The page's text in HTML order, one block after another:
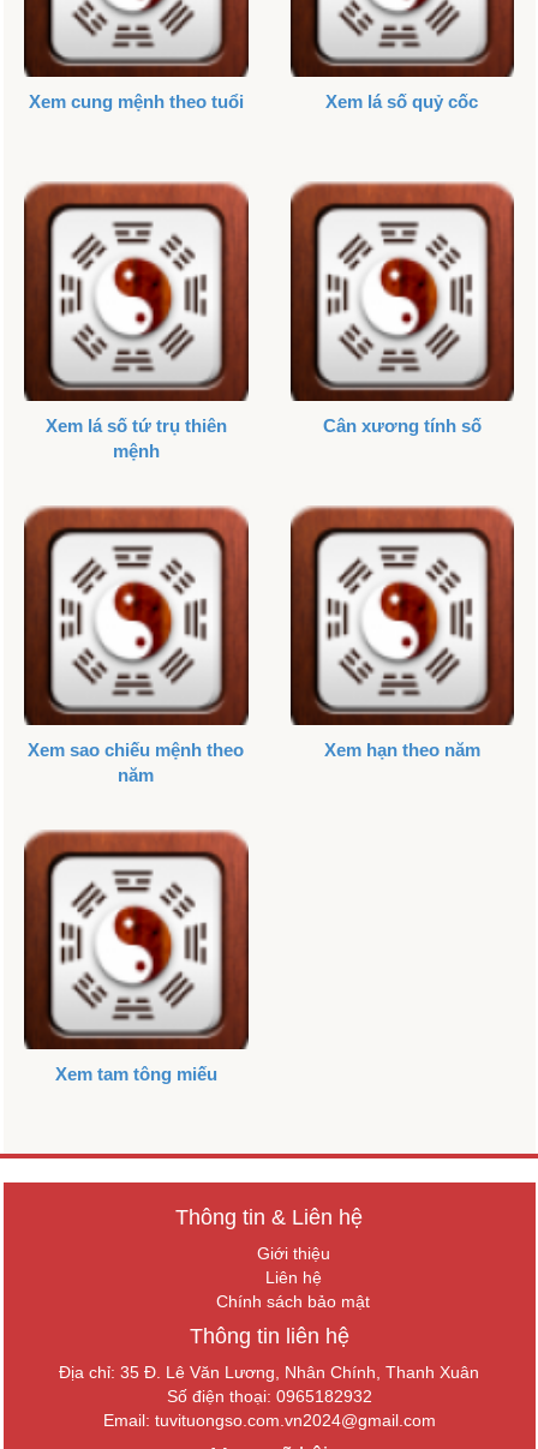
Xem cung mệnh theo tuổi Xem lá số quỷ cốc
Xem lá số tứ trụ thiên
mệnh
Cân xương tính số
Xem sao chiếu mệnh theo
năm
Xem hạn theo năm
Xem tam tông miếu
Thông tin & Liên hệ
Giới thiệu
Liên hệ
Chính sách bảo mật
Thông tin liên hệ
Địa chỉ: 35 Đ. Lê Văn Lương, Nhân Chính, Thanh Xuân
Số điện thoại: 0965182932
Email: tuvituongso.com.vn2024@gmail.com